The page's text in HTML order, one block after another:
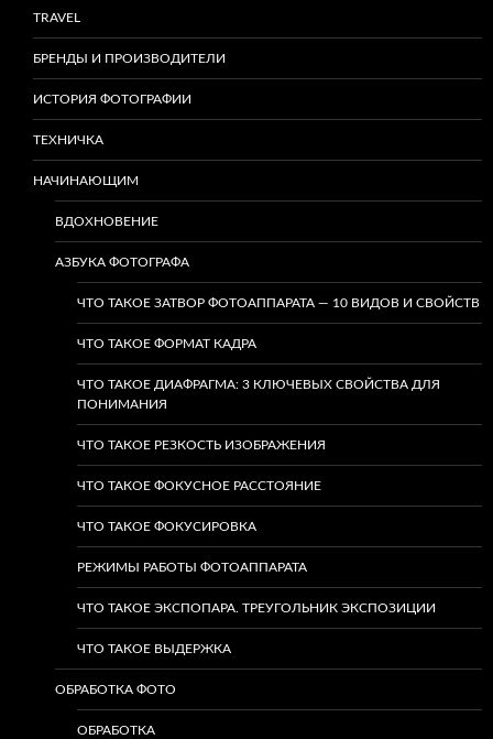
TRAVEL
БРЕНДЫ И ПРОИЗВОДИТЕЛИ
ИСТОРИЯ ФОТОГРАФИИ
ТЕХНИЧКА
НАЧИНАЮЩИМ
ВДОХНОВЕНИЕ
АЗБУКА ФОТОГРАФА
ЧТО ТАКОЕ ЗАТВОР ФОТОАППАРАТА — 10 ВИДОВ И СВОЙСТВ
ЧТО ТАКОЕ ФОРМАТ КАДРА
ЧТО ТАКОЕ ДИАФРАГМА: 3 КЛЮЧЕВЫХ СВОЙСТВА ДЛЯ
ПОНИМАНИЯ
ЧТО ТАКОЕ РЕЗКОСТЬ ИЗОБРАЖЕНИЯ
ЧТО ТАКОЕ ФОКУСНОЕ РАССТОЯНИЕ
ЧТО ТАКОЕ ФОКУСИРОВКА
РЕЖИМЫ РАБОТЫ ФОТОАППАРАТА
ЧТО ТАКОЕ ЭКСПОПАРА. ТРЕУГОЛЬНИК ЭКСПОЗИЦИИ
ЧТО ТАКОЕ ВЫДЕРЖКА
ОБРАБОТКА ФОТО
ОБРАБОТКА